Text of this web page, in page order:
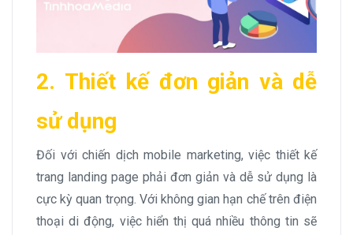
2. Thiết kế đơn giản và dễ
sử dụng
Đối với chiến dịch mobile marketing, việc thiết kế
trang landing page phải đơn giản và dễ sử dụng là
cực kỳ quan trọng. Với không gian hạn chế trên điện
thoại di động, việc hiển thị quá nhiều thông tin sẽ